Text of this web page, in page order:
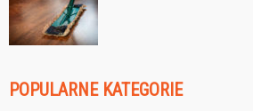
POPULARNE KATEGORIE